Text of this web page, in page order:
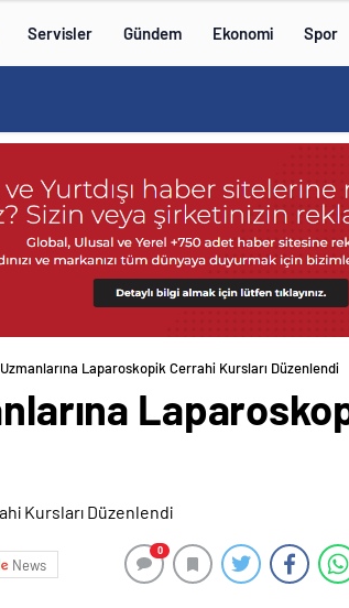
Servisler Gündem Ekonomi Spor
Uzmanlarına Laparoskopik Cerrahi Kursları Düzenlendi
News
0